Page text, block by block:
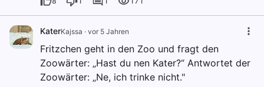
KaterKajssa · vor 5 Jahren
Fritzchen geht in den Zoo und fragt den
Zoowärter: „Hast du nen Kater?“ Antwortet der
Zoowärter: „Ne, ich trinke nicht."